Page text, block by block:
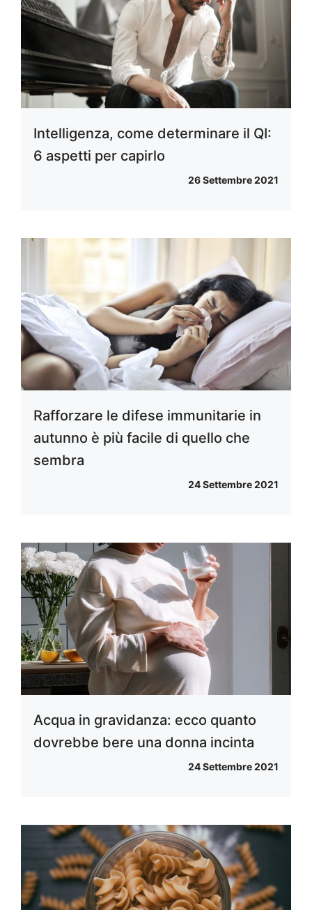
Intelligenza, come determinare il QI:
6 aspetti per capirlo
26 Settembre 2021
Rafforzare le difese immunitarie in
autunno è più facile di quello che
sembra
24 Settembre 2021
Acqua in gravidanza: ecco quanto
dovrebbe bere una donna incinta
24 Settembre 2021